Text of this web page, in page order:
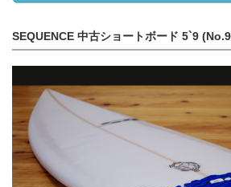
SEQUENCE 中古ショートボード 5`9